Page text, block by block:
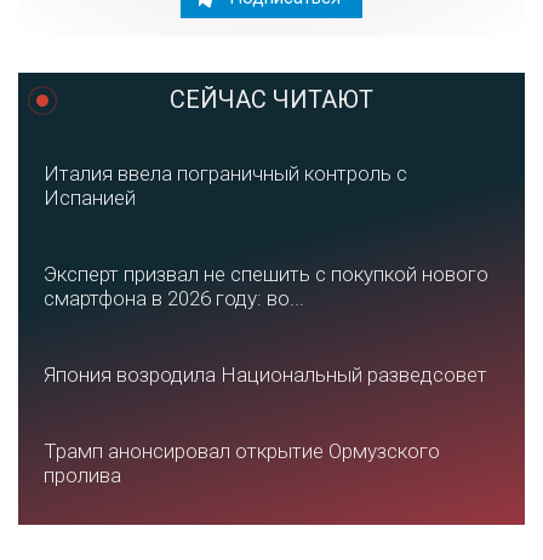
СЕЙЧАС ЧИТАЮТ
Италия ввела пограничный контроль с
Испанией
Эксперт призвал не спешить с покупкой нового
смартфона в 2026 году: во...
Япония возродила Национальный разведсовет
Трамп анонсировал открытие Ормузского
пролива